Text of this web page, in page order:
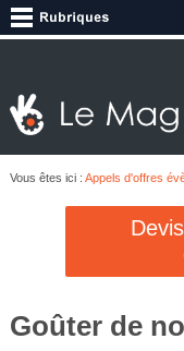
Vous êtes ici : Appels d'offres
Goûter de